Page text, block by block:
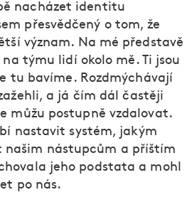
nacházet identitu
přesvědčený o tom, že
význam. Na mé představě
týmu lidí okolo mě. Ti jsou
tu bavíme. Rozdmýchávají
a já čím dál častěji
můžu postupně vzdalovat.
nastavit systém, jakým
našim nástupcům a příštím
jeho podstata a mohl
po nás.